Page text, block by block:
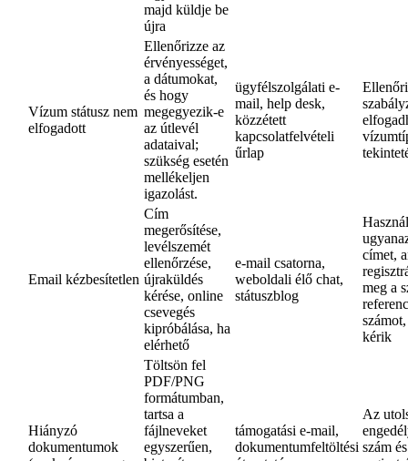
majd küldje be
újra
Vízum státusz nem
elfogadott
Ellenőrizze az
érvényességet,
a dátumokat,
és hogy
megegyezik-e
az útlevél
adataival;
szükség esetén
mellékeljen
igazolást.
ügyfélszolgálati e-
mail, help desk,
közzétett
kapcsolatfelvételi
űrlap
Email kézbesítetlen
Cím
megerősítése,
levélszemét
ellenőrzése,
újraküldés
kérése, online
csevegés
kipróbálása, ha
elérhető
e-mail csatorna,
weboldali élő chat,
státuszblog
címet,
meg a
kérik
Hiányzó
dokumentumok
Töltsön fel
PDF/PNG
formátumban,
tartsa a
fájlneveket
egyszerűen,
támogatási e-mail,
dokumentumfeltöltési
Az
szám